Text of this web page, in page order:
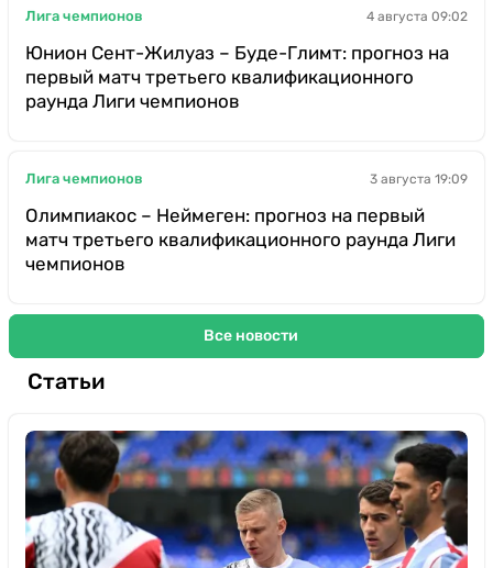
Лига чемпионов 4 августа 09:02
Юнион Сент-Жилуаз – Буде-Глимт: прогноз на
первый матч третьего квалификационного
раунда Лиги чемпионов
Лига чемпионов 3 августа 19:09
Олимпиакос – Неймеген: прогноз на первый
матч третьего квалификационного раунда Лиги
чемпионов
Все новости
Статьи